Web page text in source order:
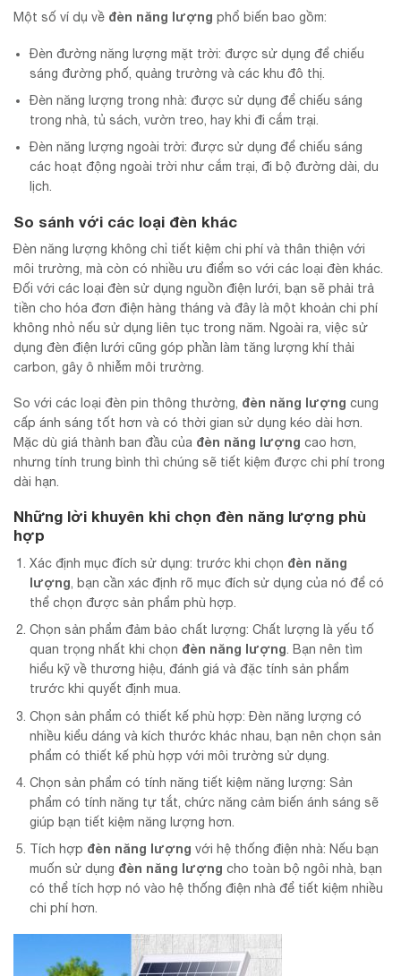
Một số ví dụ về đèn năng lượng phổ biến bao gồm:
Đèn đường năng lượng mặt trời: được sử dụng để chiếu
sáng đường phố, quảng trường và các khu đô thị.
Đèn năng lượng trong nhà: được sử dụng để chiếu sáng
trong nhà, tủ sách, vườn treo, hay khi đi cắm trại.
Đèn năng lượng ngoài trời: được sử dụng để chiếu sáng
các hoạt động ngoài trời như cắm trại, đi bộ đường dài, du
lịch.
So sánh với các loại đèn khác
Đèn năng lượng không chỉ tiết kiệm chi phí và thân thiện với
môi trường, mà còn có nhiều ưu điểm so với các loại đèn khác.
Đối với các loại đèn sử dụng nguồn điện lưới, bạn sẽ phải trả
tiền cho hóa đơn điện hàng tháng và đây là một khoản chi phí
không nhỏ nếu sử dụng liên tục trong năm. Ngoài ra, việc sử
dụng đèn điện lưới cũng góp phần làm tăng lượng khí thải
carbon, gây ô nhiễm môi trường.
So với các loại đèn pin thông thường, đèn năng lượng cung
cấp ánh sáng tốt hơn và có thời gian sử dụng kéo dài hơn.
Mặc dù giá thành ban đầu của đèn năng lượng cao hơn,
nhưng tính trung bình thì chúng sẽ tiết kiệm được chi phí trong
dài hạn.
Những lời khuyên khi chọn đèn năng lượng phù
hợp
Xác định mục đích sử dụng: trước khi chọn đèn năng
lượng , bạn cần xác định rõ mục đích sử dụng của nó để có
thể chọn được sản phẩm phù hợp.
Chọn sản phẩm đảm bảo chất lượng: Chất lượng là yếu tố
quan trọng nhất khi chọn đèn năng lượng . Bạn nên tìm
hiểu kỹ về thương hiệu, đánh giá và đặc tính sản phẩm
trước khi quyết định mua.
Chọn sản phẩm có thiết kế phù hợp: Đèn năng lượng có
nhiều kiểu dáng và kích thước khác nhau, bạn nên chọn sản
phẩm có thiết kế phù hợp với môi trường sử dụng.
Chọn sản phẩm có tính năng tiết kiệm năng lượng: Sản
phẩm có tính năng tự tắt, chức năng cảm biến ánh sáng sẽ
giúp bạn tiết kiệm năng lượng hơn.
Tích hợp đèn năng lượng với hệ thống điện nhà: Nếu bạn
muốn sử dụng đèn năng lượng cho toàn bộ ngôi nhà, bạn
có thể tích hợp nó vào hệ thống điện nhà để tiết kiệm nhiều
chi phí hơn.